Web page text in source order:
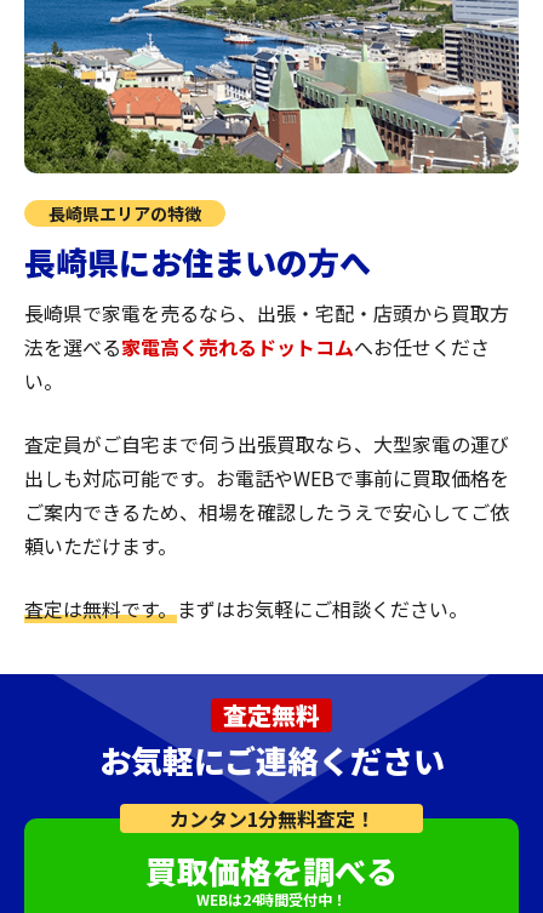
長崎県エリアの特徴
長崎県にお住まいの方へ
長崎県で家電を売るなら、出張・宅配・店頭から買取方
法を選べる家電高く売れるドットコムへお任せくださ
い。
査定員がご自宅まで伺う出張買取なら、大型家電の運び
出しも対応可能です。お電話やWEBで事前に買取価格を
ご案内できるため、相場を確認したうえで安心してご依
頼いただけます。
査定は無料です。まずはお気軽にご相談ください。
査定無料
お気軽にご連絡ください
カンタン1分無料査定！
買取価格を調べる
WEBは24時間受付中！